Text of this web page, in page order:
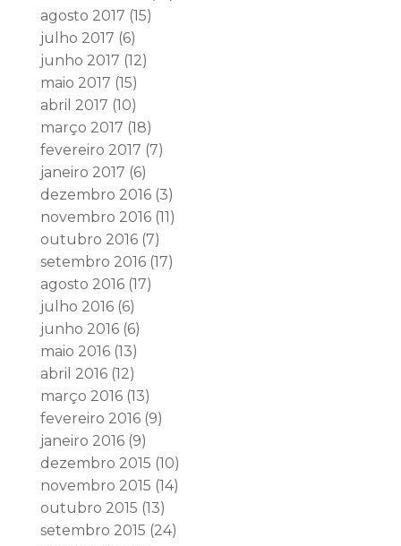
agosto 2017 (15)
julho 2017 (6)
junho 2017 (12)
maio 2017 (15)
abril 2017 (10)
março 2017 (18)
fevereiro 2017 (7)
janeiro 2017 (6)
dezembro 2016(3)
novembro 2016(11)
outubro 2016(7)
setembro 2016(17)
agosto 2016(17)
julho 2016(6)
junho 2016(6)
maio 2016(13)
abril 2016(12)
março 2016(13)
fevereiro 2016(9)
janeiro 2016(9)
dezembro 2015 (10)
novembro 2015 (14)
outubro 2015 (13)
setembro 2015 (24)